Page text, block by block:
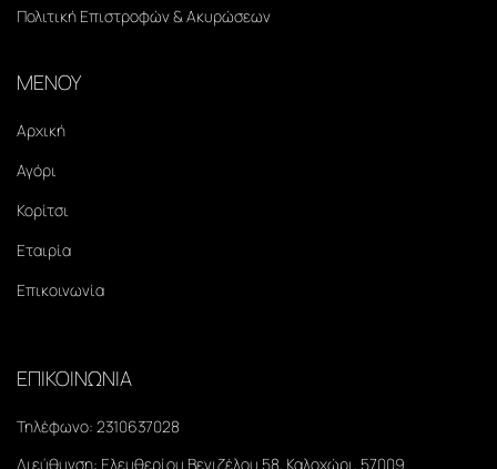
Πολιτική Επιστροφών & Ακυρώσεων
ΜΕΝΟΥ
Αρχική
Αγόρι
Κορίτσι
Εταιρία
Επικοινωνία
ΕΠΙΚΟΙΝΩΝΙΑ
Τηλέφωνο: 2310637028
Διεύθυνση: Ελευθερίου Βενιζέλου 58, Καλοχώρι, 57009